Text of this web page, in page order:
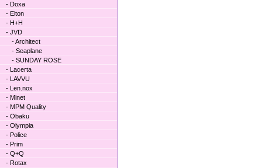
- Doxa
- Elton
- H+H
- JVD
- Architect
- Seaplane
- SUNDAY ROSE
- Lacerta
- LAVVU
- Len.nox
- Minet
- MPM Quality
- Obaku
- Olympia
- Police
- Prim
- Q+Q
- Rotax